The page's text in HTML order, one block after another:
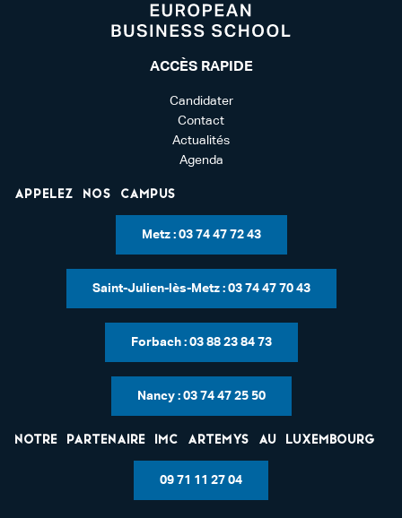
ACCÈS RAPIDE
Candidater
Contact
Actualités
Agenda
Appelez nos campus
Metz : 03 74 47 72 43
Saint-Julien-lès-Metz : 03 74 47 70 43
Forbach : 03 88 23 84 73
Nancy : 03 74 47 25 50
Notre partenaire IMC Artemys au Luxembourg
09 71 11 27 04